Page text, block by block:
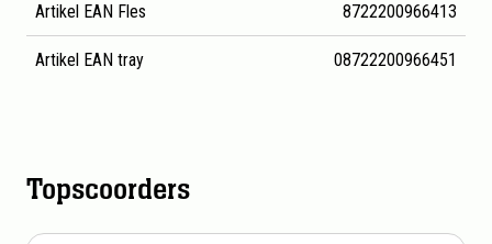
Artikel EAN Fles 8722200966413
Artikel EAN tray 08722200966451
Topscoorders